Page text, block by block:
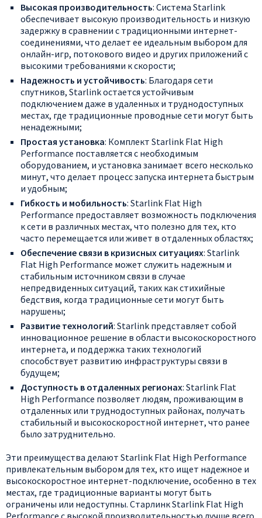
Высокая производительность: Система Starlink
обеспечивает высокую производительность и низкую
задержку в сравнении с традиционными интернет-
соединениями, что делает ее идеальным выбором для
онлайн-игр, потокового видео и других приложений с
высокими требованиями к скорости;
Надежность и устойчивость: Благодаря сети
спутников, Starlink остается устойчивым
подключением даже в удаленных и труднодоступных
местах, где традиционные проводные сети могут быть
ненадежными;
Простая установка: Комплект Starlink Flat High
Performance поставляется с необходимым
оборудованием, и установка занимает всего несколько
минут, что делает процесс запуска интернета быстрым
и удобным;
Гибкость и мобильность: Starlink Flat High
Performance предоставляет возможность подключения
к сети в различных местах, что полезно для тех, кто
часто перемещается или живет в отдаленных областях;
Обеспечение связи в кризисных ситуациях: Starlink
Flat High Performance может служить надежным и
стабильным источником связи в случае
непредвиденных ситуаций, таких как стихийные
бедствия, когда традиционные сети могут быть
нарушены;
Развитие технологий: Starlink представляет собой
инновационное решение в области высокоскоростного
интернета, и поддержка таких технологий
способствует развитию инфраструктуры связи в
будущем;
Доступность в отдаленных регионах: Starlink Flat
High Performance позволяет людям, проживающим в
отдаленных или труднодоступных районах, получать
стабильный и высокоскоростной интернет, что ранее
было затруднительно.
Эти преимущества делают Starlink Flat High Performance
привлекательным выбором для тех, кто ищет надежное и
высокоскоростное интернет-подключение, особенно в тех
местах, где традиционные варианты могут быть
ограничены или недоступны. Старлинк Starlink Flat High
Performance с высокой производительностью лучше всего